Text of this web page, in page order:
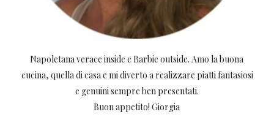
Napoletana verace inside e Barbie outside. Amo la buona
cucina, quella di casa e mi diverto a realizzare piatti fantasiosi
e genuini sempre ben presentati.
Buon appetito! Giorgia